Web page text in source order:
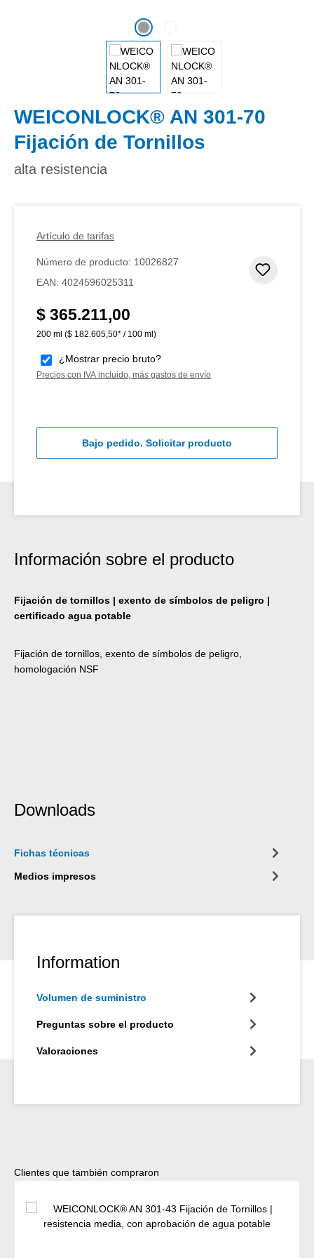
WEICONLOCK® AN 301-70
Fijación de Tornillos
alta resistencia
Artículo de tarifas
Número de producto: 10026827
EAN: 4024596025311
Precio normal:
$ 365.211,00
200 ml ($ 182.605,50* / 100 ml)
¿Mostrar precio bruto?
Precios con IVA incluido, más gastos de envío
Bajo pedido. Solicitar producto
Información sobre el producto
Fijación de tornillos | exento de símbolos de peligro |
certificado agua potable
Fijación de tornillos, exento de símbolos de peligro,
homologación NSF
Downloads
Fichas técnicas
Medios impresos
Information
Volumen de suministro
Preguntas sobre el producto
Valoraciones
Omitir la galería de productos
Clientes que también compraron